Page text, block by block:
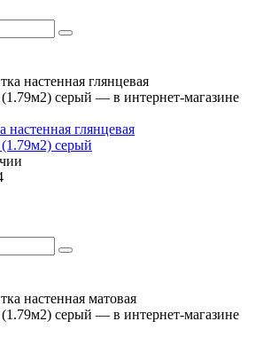
глянцевая
серый